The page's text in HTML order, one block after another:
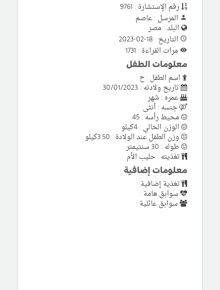
رقم الإستشارة : 9761
المرسل : عاصم
البلد : مصر
التاريخ : 18-02-2023
مرات القراءة : 1731
معلومات الطفل
اسم الطفل : ح
تاريخ ولادته : 30/01/2023
عمره : شهر
جنسه : أنثى
محيط رأسه : 45
الوزن الحالي : 4كيلو
وزن الطفل عند الولادة : 3.50كيلو
طوله : 30 سنتيمتر
تغذيته : حليب الأم
معلومات إضافية
تغذية إضافية :
سوابق هامة :
سوابق عائلية :